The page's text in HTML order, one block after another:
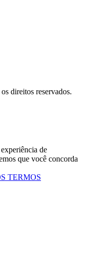
direitos reservados.
de
que você concorda
TERMOS